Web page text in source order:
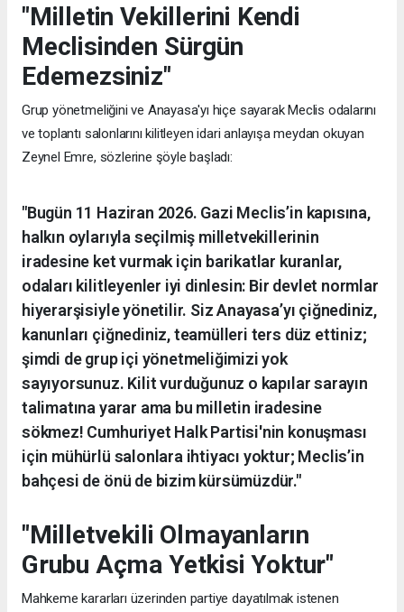
"Milletin Vekillerini Kendi
Meclisinden Sürgün
Edemezsiniz"
Grup yönetmeliğini ve Anayasa'yı hiçe sayarak Meclis odalarını
ve toplantı salonlarını kilitleyen idari anlayışa meydan okuyan
Zeynel Emre, sözlerine şöyle başladı:
"Bugün 11 Haziran 2026. Gazi Meclis’in kapısına,
halkın oylarıyla seçilmiş milletvekillerinin
iradesine ket vurmak için barikatlar kuranlar,
odaları kilitleyenler iyi dinlesin: Bir devlet normlar
hiyerarşisiyle yönetilir. Siz Anayasa’yı çiğnediniz,
kanunları çiğnediniz, teamülleri ters düz ettiniz;
şimdi de grup içi yönetmeliğimizi yok
sayıyorsunuz. Kilit vurduğunuz o kapılar sarayın
talimatına yarar ama bu milletin iradesine
sökmez! Cumhuriyet Halk Partisi'nin konuşması
için mühürlü salonlara ihtiyacı yoktur; Meclis’in
bahçesi de önü de bizim kürsümüzdür."
"Milletvekili Olmayanların
Grubu Açma Yetkisi Yoktur"
Mahkeme kararları üzerinden partiye dayatılmak istenen